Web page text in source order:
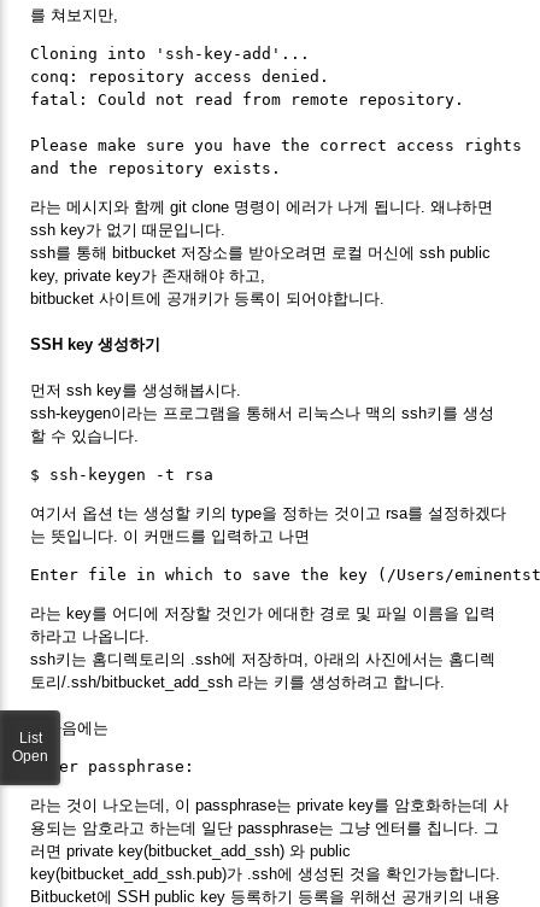
를 쳐보지만,
Cloning into 'ssh-key-add'...
conq: repository access denied.
fatal: Could not read from remote repository.
Please make sure you have the correct access rights
라는 메시지와 함께 git clone 명령이 에러가 나게 됩니다. 왜냐하면
ssh key가 없기 때문입니다.
ssh를 통해 bitbucket 저장소를 받아오려면 로컬 머신에 ssh public
key, private key가 존재해야 하고,
bitbucket 사이트에 공개키가 등록이 되어야합니다.
SSH key 생성하기
먼저 ssh key를 생성해봅시다.
ssh-keygen이라는 프로그램을 통해서 리눅스나 맥의 ssh키를 생성
할 수 있습니다.
여기서 옵션 t는 생성할 키의 type을 정하는 것이고 rsa를 설정하겠다
는 뜻입니다. 이 커맨드를 입력하고 나면
라는 key를 어디에 저장할 것인가 에대한 경로 및 파일 이름을 입력
하라고 나옵니다.
ssh키는 홈디렉토리의 .ssh에 저장하며, 아래의 사진에서는 홈디렉
토리/.ssh/bitbucket_add_ssh 라는 키를 생성하려고 합니다.
그다음에는
라는 것이 나오는데, 이 passphrase는 private key를 암호화하는데 사
용되는 암호라고 하는데 일단 passphrase는 그냥 엔터를 칩니다. 그
러면 private key(bitbucket_add_ssh) 와 public
key(bitbucket_add_ssh.pub)가 .ssh에 생성된 것을 확인가능합니다.
Bitbucket에 SSH public key 등록하기 등록을 위해선 공개키의 내용
List
Open